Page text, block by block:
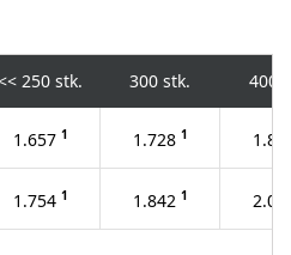
250 stk. 300 stk.
400
1.657 1 1.728 1
1.754 1 1.842 1